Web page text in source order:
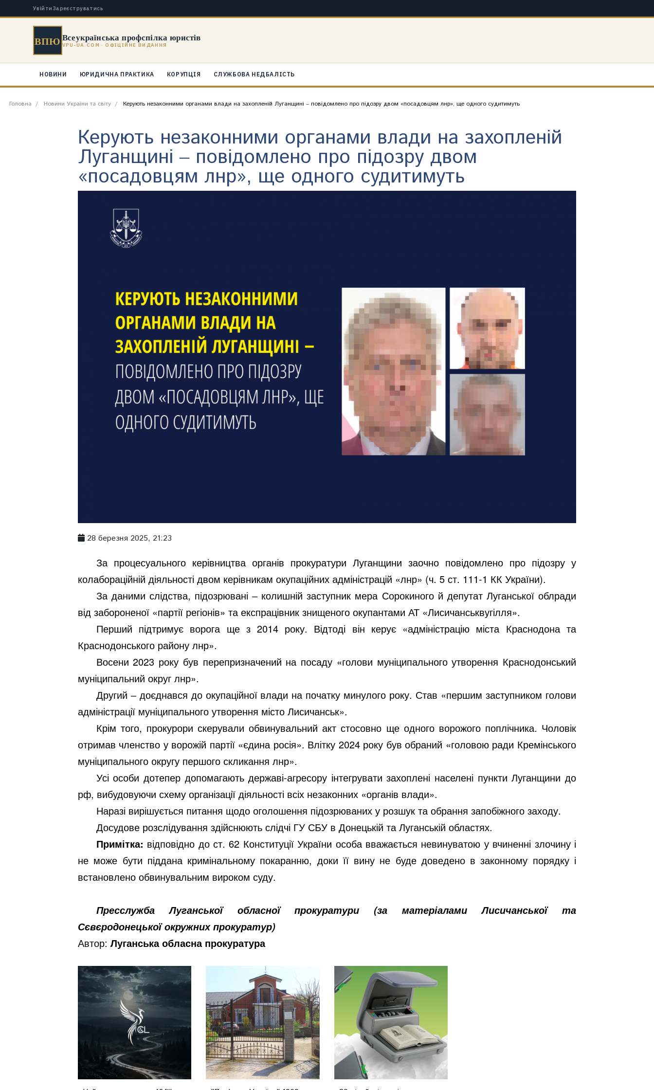
Увійти Зареєструватись
ВПЮ Всеукраїнська профспілка юристів
VPU-UA.COM · ОФІЦІЙНЕ ВИДАННЯ
НОВИНИ ЮРИДИЧНА ПРАКТИКА КОРУПЦІЯ СЛУЖБОВА НЕДБАЛІСТЬ
Головна Новини України та світу Керують незаконними органами влади на захопленій Луганщині ‒ повідомлено про підозру двом «посадовцям лнр», ще одного судитимуть
Керують незаконними органами влади на захопленій
Луганщині ‒ повідомлено про підозру двом
«посадовцям лнр», ще одного судитимуть
28 березня 2025, 21:23
За процесуального керівництва органів прокуратури Луганщини заочно повідомлено про підозру у
колабораційній діяльності двом керівникам окупаційних адміністрацій «лнр» (ч. 5 ст. 111-1 КК України).
За даними слідства, підозрювані ‒ колишній заступник мера Сорокиного й депутат Луганської облради
від забороненої «партії регіонів» та експрацівник знищеного окупантами АТ «Лисичанськвугілля».
Перший підтримує ворога ще з 2014 року. Відтоді він керує «адміністрацію міста Краснодона та
Краснодонського району лнр».
Восени 2023 року був перепризначений на посаду «голови муніципального утворення Краснодонський
муніципальний округ лнр».
Другий ‒ доєднався до окупаційної влади на початку минулого року. Став «першим заступником голови
адміністрації муніципального утворення місто Лисичанськ».
Крім того, прокурори скерували обвинувальний акт стосовно ще одного ворожого поплічника. Чоловік
отримав членство у ворожій партії «єдина росія». Влітку 2024 року був обраний «головою ради Кремінського
муніципального округу першого скликання лнр».
Усі особи дотепер допомагають державі-агресору інтегрувати захоплені населені пункти Луганщини до
рф, вибудовуючи схему організації діяльності всіх незаконних «органів влади».
Наразі вирішується питання щодо оголошення підозрюваних у розшук та обрання запобіжного заходу.
Досудове розслідування здійснюють слідчі ГУ СБУ в Донецькій та Луганській областях.
Примітка: відповідно до ст. 62 Конституції України особа вважається невинуватою у вчиненні злочину і
не може бути піддана кримінальному покаранню, доки її вину не буде доведено в законному порядку і
встановлено обвинувальним вироком суду.
Пресслужба Луганської обласної прокуратури (за матеріалами Лисичанської та
Сєвєродонецької окружних прокуратур)
Автор: Луганська обласна прокуратура